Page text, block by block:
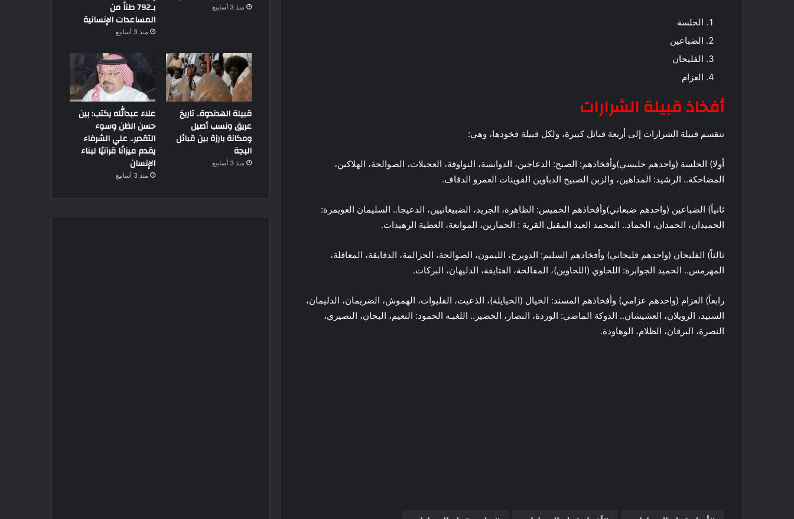
الحلسة
الضباعين
الفليحان
العزام
أفخاذ قبيلة الشرارات
تنقسم قبيلة الشرارات إلى أربعة قبائل كبيرة، ولكل قبيلة فخوذها، وهي:
أولا) الحلسة (واحدهم حليسي)وأفخاذهم: الصبح: الدعاجين، الدوابسة، النواوقة، العجيلات، الصوالحة، الهلاكين،
المضاحكة.. الرشيد: المداهين، والزبن الصبيح الدباوين القوينات العمرو الدفاف.
ثانياً) الضباعين (واحدهم ضبعاني)وأفخاذهم الخميس: الظاهرة، الجريد، الضبيعانيين، الدعيجا.. السليمان العويمرة:
الحميدان، الحمدان، الحماد.. المحمد العيد المقبل القرية : الحمارين، الموانعة، العطية الرهيدات.
ثالثاً) الفليحان (واحدهم فليحاني) وأفخاذهم السليم: الدويرج، الليمون، الصوالحة، الحزالمة، الدقايقة، المعاقلة،
المهرمس.. الحميد الجوابرة: اللحاوي (اللحاوين)، المفالحة، العتايقة، الدليهان، البركات.
رابعاً) العزام (واحدهم عزامي) وأفخاذهم المسند: الخيال (الخيايلة)، الذعيت، الفليوات، الهموش، الضريمان، الدليمان،
السنيد، الرويلان، العشيشان.. الدوكة الماضي: الوردة، النصار، الخضير.. اللغبـه الحمود: النعيم، البحان، النصيري،
النصرة، البرقان، الظلام، الوهاودة.
منذ 3 أسابيع
بـ792 طناً من
المساعدات الإنسانية
منذ 3 أسابيع
قبيلة الهدندوة.. تاريخ
عريق ونسب أصيل
ومكانة بارزة بين قبائل
البجة
منذ 3 أسابيع
علاء عبدالله يكتب: بين
حسن الظن وسوء
التقدير.. علي الشرفاء
يقدم ميزانًا قرآنيًا لبناء
الإنسان
منذ 3 أسابيع